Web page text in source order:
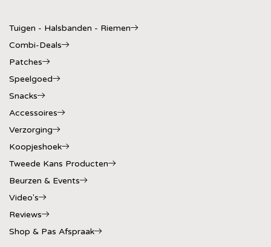
Tuigen - Halsbanden - Riemen
Combi-Deals
Patches
Speelgoed
Snacks
Accessoires
Verzorging
Koopjeshoek
Tweede Kans Producten
Beurzen & Events
Video's
Reviews
Shop & Pas Afspraak